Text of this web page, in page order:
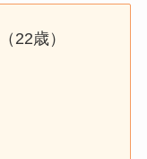
22歳）